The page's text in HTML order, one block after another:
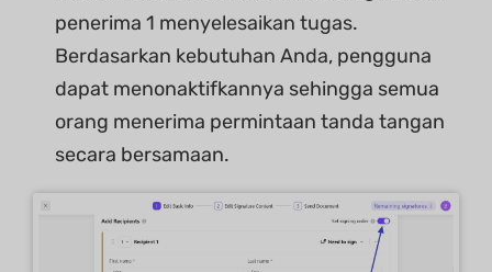
penerima 1 menyelesaikan tugas.
Berdasarkan kebutuhan Anda, pengguna
dapat menonaktifkannya sehingga semua
orang menerima permintaan tanda tangan
secara bersamaan.